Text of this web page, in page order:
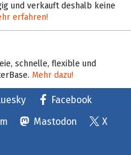
und verkauft deshalb keine
erfahren!
schnelle, flexible und
Mehr dazu!
Facebook
Mastodon
X